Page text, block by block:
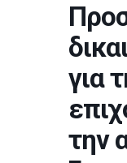
για
την